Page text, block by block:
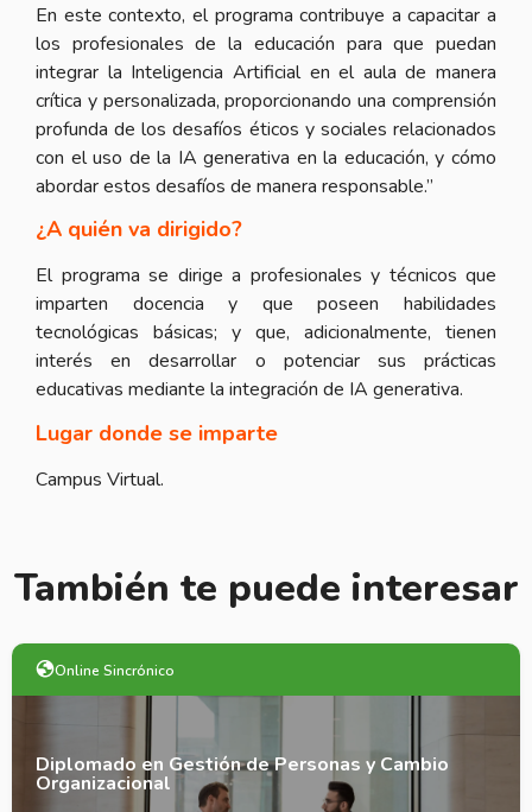
En este contexto, el programa contribuye a capacitar a
los profesionales de la educación para que puedan
integrar la Inteligencia Artificial en el aula de manera
crítica y personalizada, proporcionando una comprensión
profunda de los desafíos éticos y sociales relacionados
con el uso de la IA generativa en la educación, y cómo
abordar estos desafíos de manera responsable.”
¿A quién va dirigido?
El programa se dirige a profesionales y técnicos que
imparten docencia y que poseen habilidades
tecnológicas básicas; y que, adicionalmente, tienen
interés en desarrollar o potenciar sus prácticas
educativas mediante la integración de IA generativa.
Lugar donde se imparte
Campus Virtual.
También te puede interesar
Online Sincrónico
Diplomado en Gestión de Personas y Cambio
Organizacional